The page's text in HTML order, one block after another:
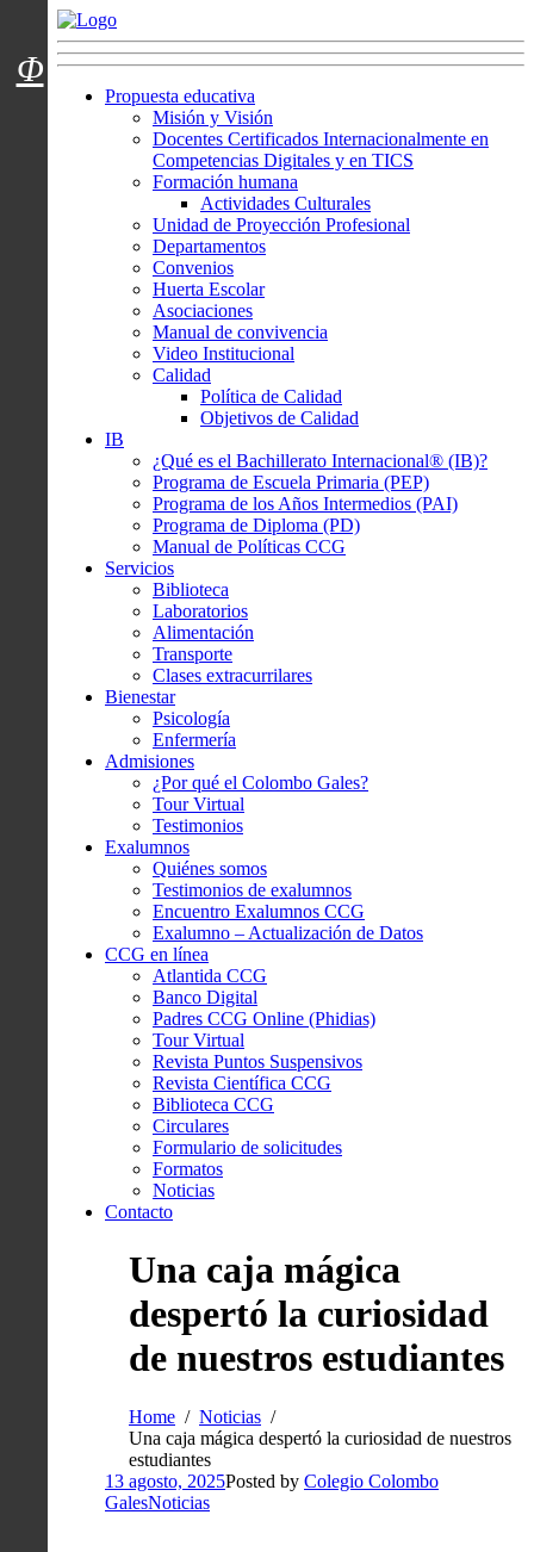
Menú usuarios
Propuesta educativa
Misión y Visión
Docentes Certificados Internacionalmente en
Competencias Digitales y en TICS
Formación humana
Actividades Culturales
Unidad de Proyección Profesional
Departamentos
Convenios
Huerta Escolar
Asociaciones
Manual de convivencia
Video Institucional
Calidad
Política de Calidad
Objetivos de Calidad
IB
¿Qué es el Bachillerato Internacional® (IB)?
Programa de Escuela Primaria (PEP)
Programa de los Años Intermedios (PAI)
Programa de Diploma (PD)
Manual de Políticas CCG
Servicios
Biblioteca
Laboratorios
Alimentación
Transporte
Clases extracurrilares
Bienestar
Psicología
Enfermería
Admisiones
¿Por qué el Colombo Gales?
Tour Virtual
Testimonios
Exalumnos
Quiénes somos
Testimonios de exalumnos
Encuentro Exalumnos CCG
Exalumno – Actualización de Datos
CCG en línea
Atlantida CCG
Banco Digital
Padres CCG Online (Phidias)
Tour Virtual
Revista Puntos Suspensivos
Revista Científica CCG
Biblioteca CCG
Circulares
Formulario de solicitudes
Formatos
Noticias
Contacto
Una caja mágica
despertó la curiosidad
de nuestros estudiantes
Home
Noticias
Una caja mágica despertó la curiosidad de nuestros
estudiantes
13 agosto, 2025Posted by Colegio Colombo
GalesNoticias
Φ